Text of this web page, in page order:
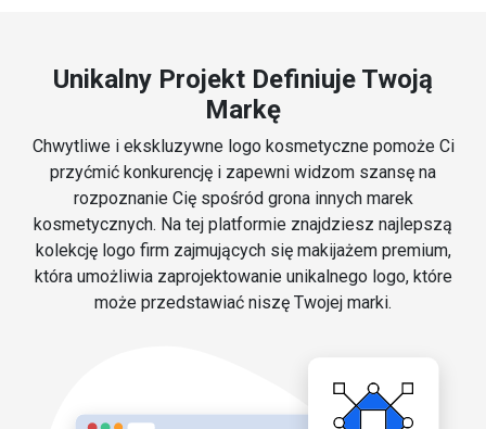
Unikalny Projekt Definiuje Twoją
Markę
Chwytliwe i ekskluzywne logo kosmetyczne pomoże Ci
przyćmić konkurencję i zapewni widzom szansę na
rozpoznanie Cię spośród grona innych marek
kosmetycznych. Na tej platformie znajdziesz najlepszą
kolekcję logo firm zajmujących się makijażem premium,
która umożliwia zaprojektowanie unikalnego logo, które
może przedstawiać niszę Twojej marki.